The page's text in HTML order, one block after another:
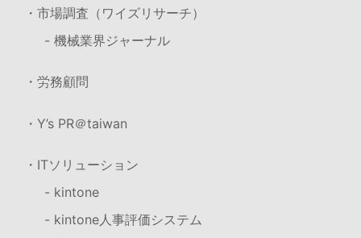
・市場調査（ワイズリサーチ）
- 機械業界ジャーナル
・労務顧問
・Y’s PR＠taiwan
・ITソリューション
- kintone
- kintone人事評価システム